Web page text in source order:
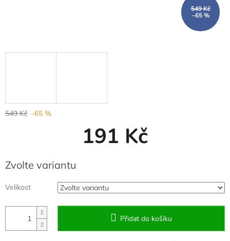
549 Kč
–65 %
549 Kč –65 %
191 Kč
Měrná
cena:
Zvolte variantu
Velikost
Přidat do košíku